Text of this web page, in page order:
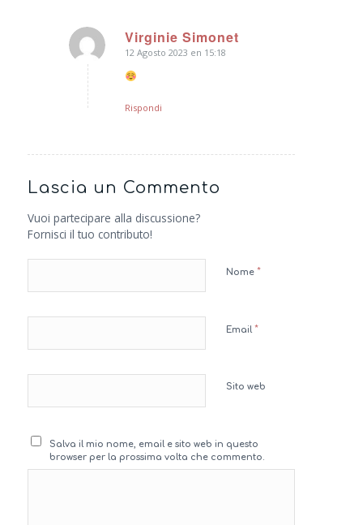
Virginie Simonet
dice:
12 Agosto 2023 en 15:18
Rispondi
Lascia un Commento
Vuoi partecipare alla discussione?
Fornisci il tuo contributo!
Nome *
Email *
Sito web
Salva il mio nome, email e sito web in questo
browser per la prossima volta che commento.